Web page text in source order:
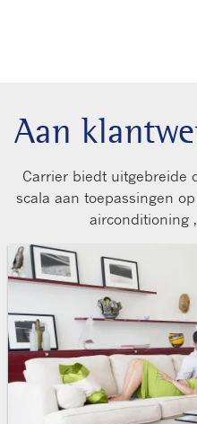
Aan
Carrier biedt uitgebreide
scala aan toepassingen
airconditioning